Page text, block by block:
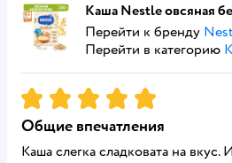
Каша Nestle овсяная
Перейти к бренду
Перейти в категорию
Рейтинг:5
Общие впечатления
Каша слегка сладковата на